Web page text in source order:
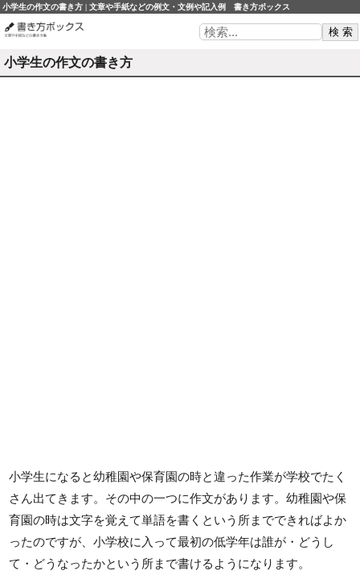
小学生の作文の書き方 | 文章や手紙などの例文・文例や記入例 書き方ボックス
小学生の作文の書き方
小学生になると幼稚園や保育園の時と違った作業が学校でたく
さん出てきます。その中の一つに作文があります。幼稚園や保
育園の時は文字を覚えて単語を書くという所までできればよか
ったのですが、小学校に入って最初の低学年は誰が・どうし
て・どうなったかという所まで書けるようになります。